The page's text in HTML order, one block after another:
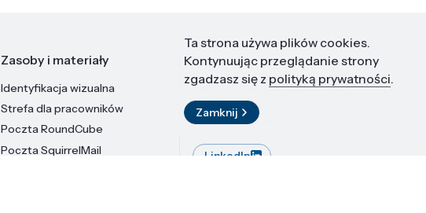
Zasoby i materiały
Identyfikacja wizualna
Strefa dla pracowników
Poczta RoundCube
Poczta SquirrelMail
Kontakt
Instytut Wysokich Ciśnień PAN
ul. Sokołowska 29/37
01-142 Warszawa
LinkedIn
Ta strona używa plików cookies.
Kontynuując przeglądanie strony
zgadzasz się z polityką prywatności.
Zamknij